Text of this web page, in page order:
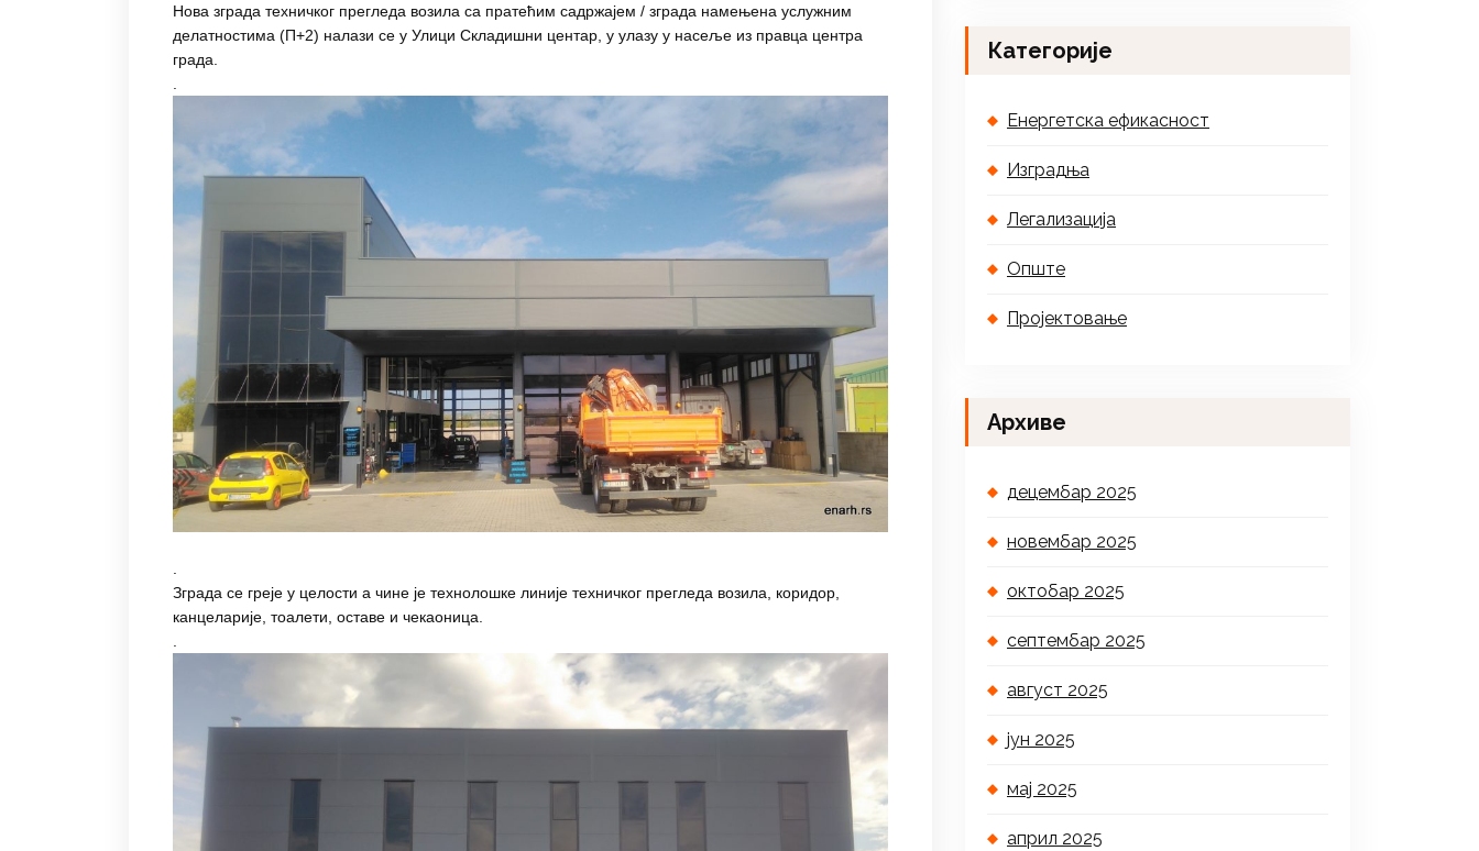
Нова зграда техничког прегледа возила са пратећим садржајем / зграда намењена услужним
делатностима (П+2) налази се у Улици Складишни центар, у улазу у насеље из правца центра
града.
.
Зграда се греје у целости а чине је технолошке линије техничког прегледа возила, коридор,
канцеларије, тоалети, оставе и чекаоница.
.
Категорије
Енергетска ефикасност
Изградња
Легализација
Опште
Пројектовање
Архиве
децембар 2025
новембар 2025
октобар 2025
септембар 2025
август 2025
јун 2025
мај 2025
април 2025